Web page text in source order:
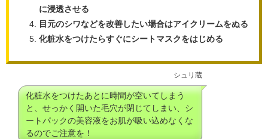
に浸透させる
目元のシワなどを改善したい場合はアイクリームをぬる
化粧水をつけたらすぐにシートマスクをはじめる
シュリ蔵
化粧水をつけたあとに時間が空いてしまう
と、せっかく開いた毛穴が閉じてしまい、シ
ートパックの美容液をお肌が吸い込めなくな
るのでご注意を！